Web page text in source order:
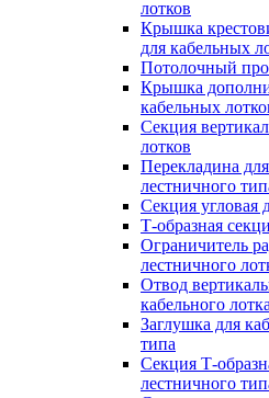
лотков
Крышка
для кабельных
Потолочный
Крышка
кабельных
Секция
лотков
Перекладина
лестничного
Секция угловая
Т-образная
Ограничитель
лестничного
Отвод
кабельного лотка
Заглушка для
типа
Секция Т-
лестничного